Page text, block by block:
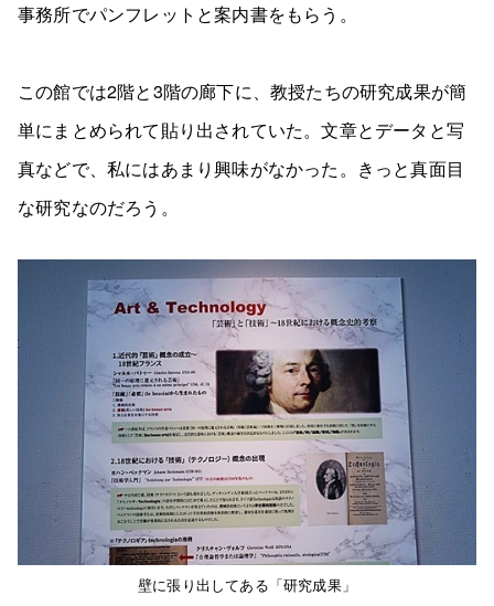
事務所でパンフレットと案内書をもらう。
この館では2階と3階の廊下に、教授たちの研究成果が簡
単にまとめられて貼り出されていた。文章とデータと写
真などで、私にはあまり興味がなかった。きっと真面目
な研究なのだろう。
壁に張り出してある「研究成果」